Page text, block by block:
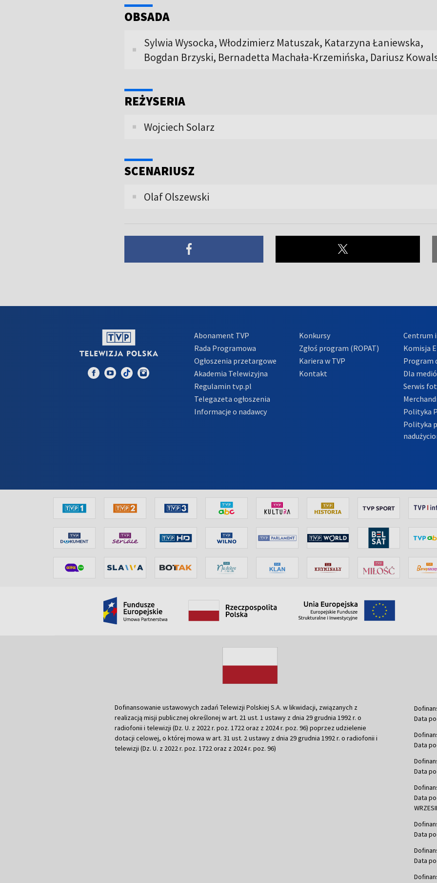
OBSADA
Sylwia Wysocka, Włodzimierz Matuszak, Katarzyna Łaniewska,
Bogdan Brzyski, Bernadetta Machała-Krzemińska, Dariusz
REŻYSERIA
Wojciech Solarz
SCENARIUSZ
Olaf Olszewski
Abonament TVP
Rada Programowa
Ogłoszenia przetargowe
Akademia Telewizyjna
Regulamin tvp.pl
Telegazeta ogłoszenia
Informacje o nadawcy
Konkursy
Zgłoś program (ROPAT)
Kariera w TVP
Kontakt
Centrum
Komisja
Program
Dla
Serwis
Polityka
Polityka
Dofinansowanie ustawowych zadań Telewizji Polskiej S.A. w likwidacji, związanych z
realizacją misji publicznej określonej w art. 21 ust. 1 ustawy z dnia 29 grudnia 1992 r. o
radiofonii i telewizji (Dz. U. z 2022 r. poz. 1722 oraz z 2024 r. poz. 96) poprzez udzielenie
dotacji celowej, o której mowa w art. 31 ust. 2 ustawy z dnia 29 grudnia 1992 r. o radiofonii i
telewizji (Dz. U. z 2022 r. poz. 1722 oraz z 2024 r. poz. 96)
Data
Data
Data
Data
Data
Data